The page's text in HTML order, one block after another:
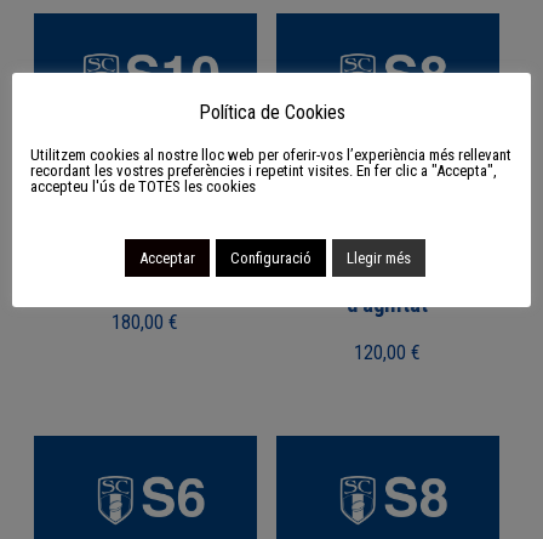
S10 Pack d’entrenament
180,00€
S8 Pack de material
d’agilitat
120,00€
Política de Cookies
Utilitzem cookies al nostre lloc web per oferir-vos l’experiència més rellevant
recordant les vostres preferències i repetint visites. En fer clic a "Accepta",
accepteu l'ús de TOTES les cookies
Acceptar Configuració Llegir més